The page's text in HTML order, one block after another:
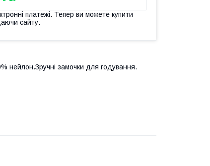
платежі. Тепер ви можете купити
сайту.
нейлон.Зручні замочки для годування.